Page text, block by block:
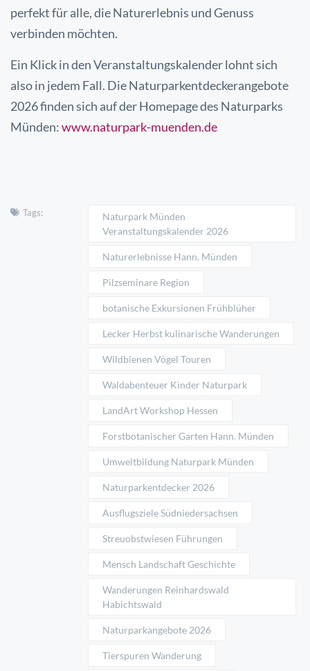
perfekt für alle, die Naturerlebnis und Genuss
verbinden möchten.
Ein Klick in den Veranstaltungskalender lohnt sich
also in jedem Fall. Die Naturparkentdeckerangebote
2026 finden sich auf der Homepage des Naturparks
Münden:www.naturpark-muenden.de
Tags:
Naturpark Münden
Veranstaltungskalender 2026
Naturerlebnisse Hann. Münden
Pilzseminare Region
botanische Exkursionen Frühblüher
Lecker Herbst kulinarische Wanderungen
Wildbienen Vögel Touren
Waldabenteuer Kinder Naturpark
LandArt Workshop Hessen
Forstbotanischer Garten Hann. Münden
Umweltbildung Naturpark Münden
Naturparkentdecker 2026
Ausflugsziele Südniedersachsen
Streuobstwiesen Führungen
Mensch Landschaft Geschichte
Wanderungen Reinhardswald
Habichtswald
Naturparkangebote 2026
Tierspuren Wanderung